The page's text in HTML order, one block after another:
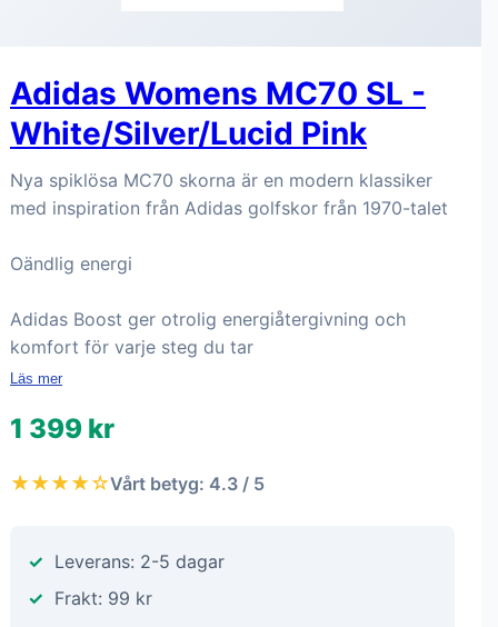
Adidas Womens MC70 SL -
White/Silver/Lucid Pink
Nya spiklösa MC70 skorna är en modern klassiker
med inspiration från Adidas golfskor från 1970-talet
Oändlig energi
Adidas Boost ger otrolig energiåtergivning och
komfort för varje steg du tar
Läs mer
1 399 kr
★★★★☆Vårt betyg: 4.3 / 5
Leverans: 2-5 dagar
Frakt: 99 kr